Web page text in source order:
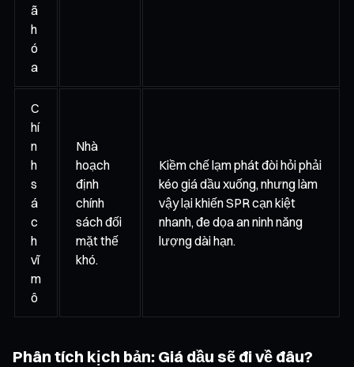
ã
h
ó
a
C
hí
n
h
s
á
c
h
vĩ
m
ô
Nhà
hoạch
định
chính
sách đối
mặt thế
khó.
Kiềm chế lạm phát đòi hỏi phải
kéo giá dầu xuống, nhưng làm
vậy lại khiến SPR cạn kiệt
nhanh, đe dọa an ninh năng
lượng dài hạn.
Phân tích kịch bản: Giá dầu sẽ đi về đâu?